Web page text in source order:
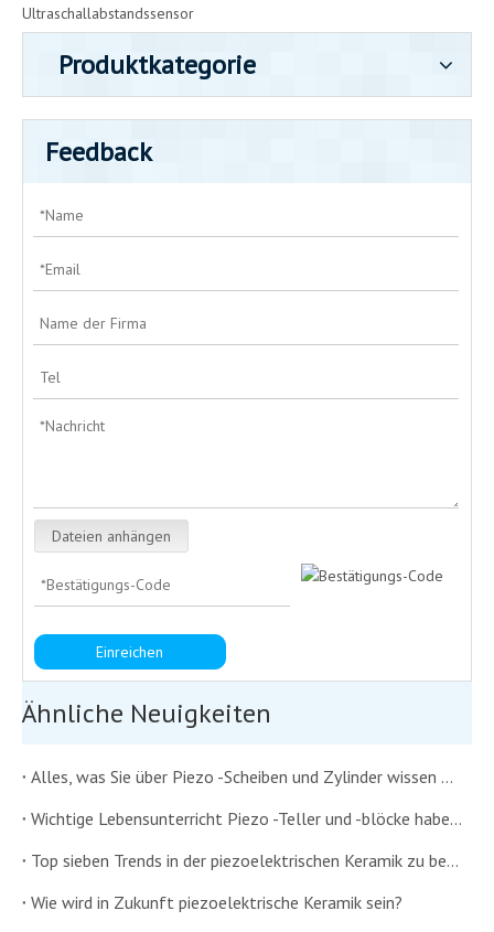
Ultraschallabstandssensor
Produktkategorie
Feedback
Dateien anhängen
Einreichen
Ähnliche Neuigkeiten
Alles, was Sie über Piezo -Scheiben und Zylinder wissen müssen
Wichtige Lebensunterricht Piezo -Teller und -blöcke haben uns beigebracht
Top sieben Trends in der piezoelektrischen Keramik zu beobachten
Wie wird in Zukunft piezoelektrische Keramik sein?